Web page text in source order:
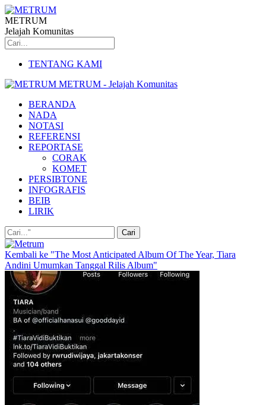
METRUM
Jelajah Komunitas
TENTANG KAMI
METRUM - Jelajah Komunitas
BERANDA
NADA
NOTASI
REFERENSI
REPORTASE
CORAK
KOMET
PERSIBTONE
INFOGRAFIS
BEIB
LIRIK
Kembali ke "The Most Anticipated Album Of The Year, Tiara
Andini Umumkan Tanggal Rilis Album"